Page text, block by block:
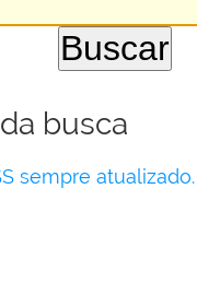
busca
sempre atualizado.